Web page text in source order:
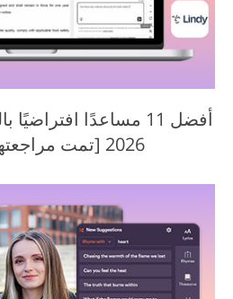
أفضل 11 مساعدًا
2026 [تمت مراجعتها وتصنيفها]